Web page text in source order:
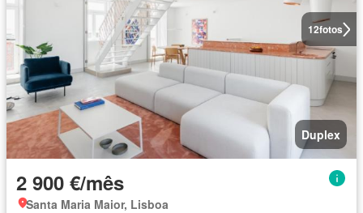
12fotos
Duplex
2 900 €/mês
Santa Maria Maior, Lisboa